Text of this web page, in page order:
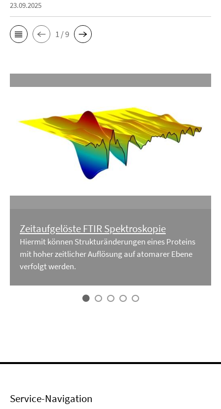
23.09.2025
1 / 9
Zeitaufgelöste FTIR Spektroskopie
Hiermit können Strukturänderungen eines Proteins
mit hoher zeitlicher Auflösung auf atomarer Ebene
verfolgt werden.
Service-Navigation